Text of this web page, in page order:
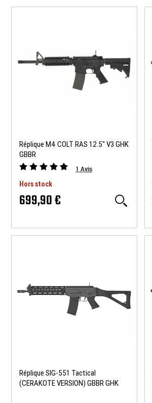
Réplique M4 COLT RAS 12.5" V3 GHK
GBBR
1 Avis
Hors stock
699,90 €
Réplique SIG-551 Tactical
(CERAKOTE VERSION) GBBR GHK